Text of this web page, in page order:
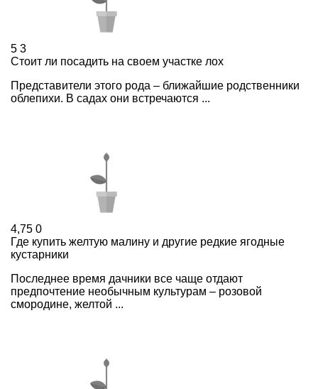
5 3
Стоит ли посадить на своем участке лох
Представители этого рода – ближайшие родственники
облепихи. В садах они встречаются ...
4,75 0
Где купить желтую малину и другие редкие ягодные
кустарники
Последнее время дачники все чаще отдают
предпочтение необычным культурам – розовой
смородине, желтой ...